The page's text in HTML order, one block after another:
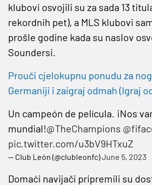
klubovi osvojili su za sada 13
rekordnih pet), a MLS klubovi
prošle godine kada su naslov
Soundersi.
Prouči cjelokupnu ponudu za
Germaniji i zaigraj odmah (Igraj
Un campeón de película. ¡Nos
mundial!@TheChampions
pic.twitter.com/u3bV9HTxuZ
— Club León (@clubleonfc)June 5, 2023
Domaći navijači pripremili su